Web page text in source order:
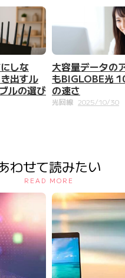
しな
出すル
ルの選び
大容量データの
もBIGLOBE光
の速さ
光回線 2025/10/30
わせて読みたい
READ MORE